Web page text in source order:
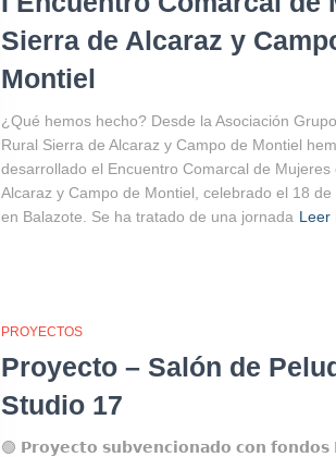
Sierra de Alcaraz y
Montiel
¿Qué hemos hecho? Desde la Asociación
Rural Sierra de Alcaraz y Campo de Montiel
desarrollado el Encuentro Comarcal de Mujeres
Alcaraz y Campo de Montiel, celebrado el 18
en Balazote. Se ha tratado de una jornada Leer
PROYECTOS
Proyecto – Salón de
Studio 17
🟢 𝗣𝗿𝗼𝘆𝗲𝗰𝘁𝗼 𝘀𝘂𝗯𝘃𝗲𝗻𝗰𝗶𝗼𝗻𝗮𝗱𝗼 𝗰𝗼𝗻